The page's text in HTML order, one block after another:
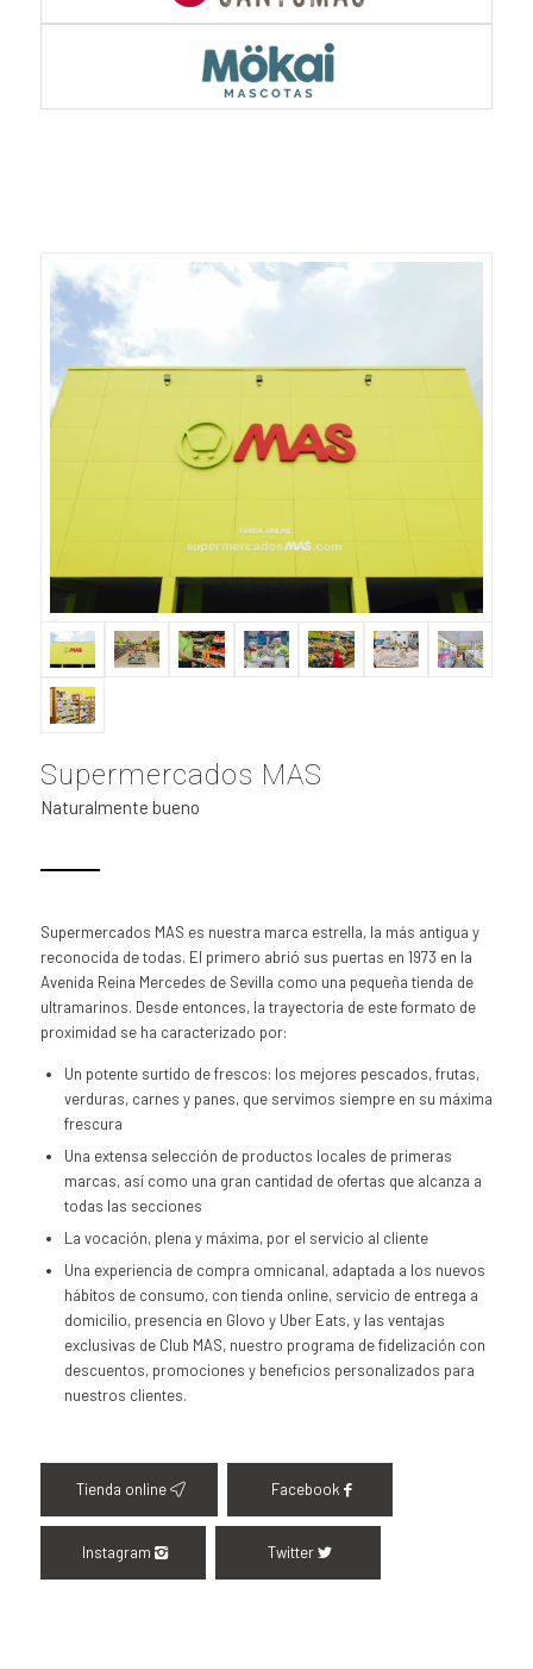
Supermercados MAS
Naturalmente bueno
Supermercados MAS es nuestra marca estrella, la más antigua y
reconocida de todas. El primero abrió sus puertas en 1973 en la
Avenida Reina Mercedes de Sevilla como una pequeña tienda de
ultramarinos. Desde entonces, la trayectoria de este formato de
proximidad se ha caracterizado por:
Un potente surtido de frescos: los mejores pescados, frutas,
verduras, carnes y panes, que servimos siempre en su máxima
frescura
Una extensa selección de productos locales de primeras
marcas, así como una gran cantidad de ofertas que alcanza a
todas las secciones
La vocación, plena y máxima, por el servicio al cliente
Una experiencia de compra omnicanal, adaptada a los nuevos
hábitos de consumo, con tienda online, servicio de entrega a
domicilio, presencia en Glovo y Uber Eats, y las ventajas
exclusivas de Club MAS, nuestro programa de fidelización con
descuentos, promociones y beneficios personalizados para
nuestros clientes.
Tienda online Facebook
Instagram Twitter